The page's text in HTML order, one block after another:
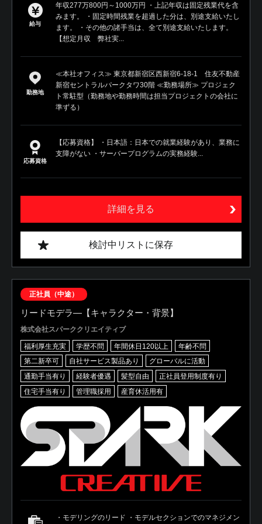
給与
年収277万800円～1000万円 ・上記年収は固定残業代を含
みます。 ・固定時間残業を超過した分は、別途支給いたし
ます。 ・その他の諸手当は、全て別途支給いたします。
【想定月収 弊社実...
勤務地
≪本社オフィス≫ 東京都新宿区西新宿6-18-1 住友不動産
新宿セントラルパークタワ30階 ≪勤務場所≫ プロジェク
ト常駐型（勤務地や勤務時間は担当プロジェクトの会社に
準ずる）
応募資格
【応募資格】 ・日本語：日本での就業経験があり、業務に
支障がない ・サーバープログラムの実務経験...
詳細を見る
検討中リストに保存
正社員（中途）
リードモデラ―【キャラクター・背景】
株式会社スパーククリエイティブ
福利厚生充実 学歴不問 年間休日120以上
年齢不問
第二新卒可
自社サービス製品あり
グローバルに活動
通勤手当有り
経験者優遇 髪型自由
正社員登用制度有り
住宅手当有り
管理職採用 産育休活用有
・モデリングのリード ・モデルセクションでのマネジメン